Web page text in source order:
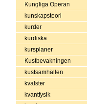
Kungliga Operan
kunskapsteori
kurder
kurdiska
kursplaner
Kustbevakningen
kustsamhällen
kvalster
kvantfysik